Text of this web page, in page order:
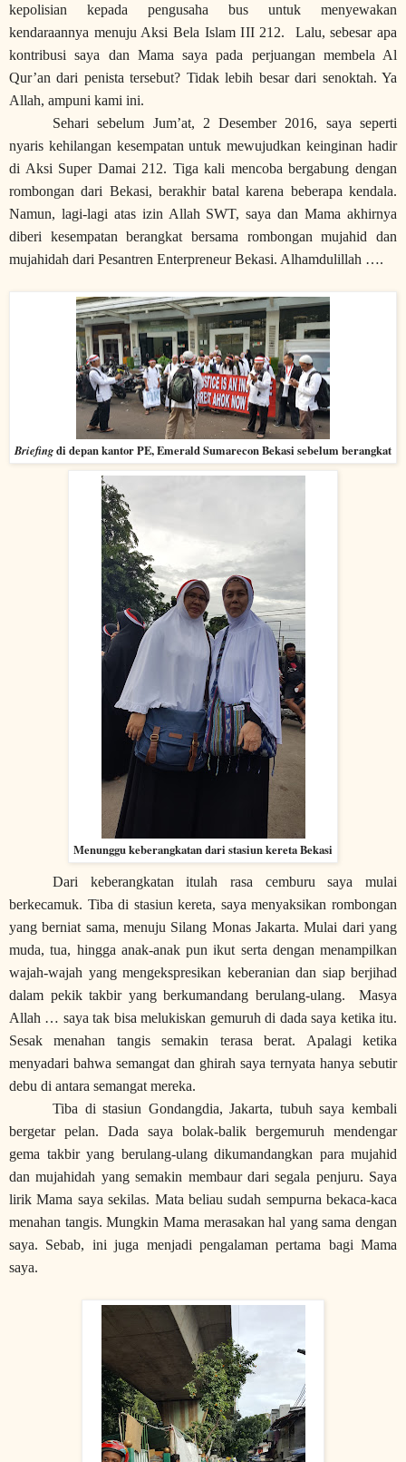
kepolisian kepada pengusaha bus untuk menyewakan
kendaraannya menuju Aksi Bela Islam III 212.
Lalu, sebesar apa
kontribusi saya dan Mama saya pada perjuangan membela Al
Qur’an dari penista tersebut? Tidak lebih besar dari senoktah. Ya
Allah, ampuni kami ini.
Sehari sebelum Jum’at, 2 Desember 2016, saya seperti
nyaris kehilangan kesempatan untuk mewujudkan keinginan hadir
di Aksi Super Damai 212. Tiga kali mencoba bergabung dengan
rombongan dari Bekasi, berakhir batal karena beberapa kendala.
Namun, lagi-lagi atas izin Allah SWT, saya dan Mama akhirnya
diberi kesempatan berangkat bersama rombongan mujahid dan
mujahidah dari Pesantren Enterpreneur Bekasi. Alhamdulillah ….
Briefingdi depan kantor PE, Emerald Sumarecon Bekasi sebelum berangkat
Menunggu keberangkatan dari stasiun kereta Bekasi
Dari keberangkatan itulah rasa cemburu saya mulai
berkecamuk. Tiba di stasiun kereta, saya menyaksikan rombongan
yang berniat sama, menuju Silang Monas Jakarta. Mulai dari yang
muda, tua, hingga anak-anak pun ikut serta dengan menampilkan
wajah-wajah yang mengekspresikan keberanian dan siap berjihad
dalam pekik takbir yang berkumandang berulang-ulang.
Masya
Allah … saya tak bisa melukiskan gemuruh di dada saya ketika itu.
Sesak menahan tangis semakin terasa berat. Apalagi ketika
menyadari bahwa semangat dan ghirah saya ternyata hanya sebutir
debu di antara semangat mereka.
Tiba di stasiun Gondangdia, Jakarta, tubuh saya kembali
bergetar pelan. Dada saya bolak-balik bergemuruh mendengar
gema takbir yang berulang-ulang dikumandangkan para mujahid
dan mujahidah yang semakin membaur dari segala penjuru. Saya
lirik Mama saya sekilas. Mata beliau sudah sempurna bekaca-kaca
menahan tangis. Mungkin Mama merasakan hal yang sama dengan
saya. Sebab, ini juga menjadi pengalaman pertama bagi Mama
saya.